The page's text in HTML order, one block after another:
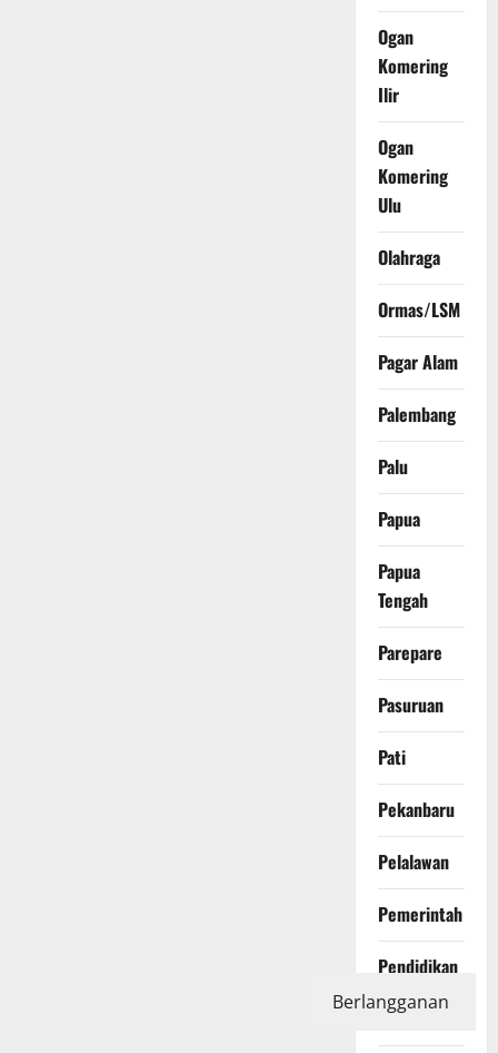
Ogan
Komering
Ilir
Ogan
Komering
Ulu
Olahraga
Ormas/LSM
Pagar Alam
Palembang
Palu
Papua
Papua
Tengah
Parepare
Pasuruan
Pati
Pekanbaru
Pelalawan
Pemerintah
Pendidikan
Peristiwa
Berlangganan